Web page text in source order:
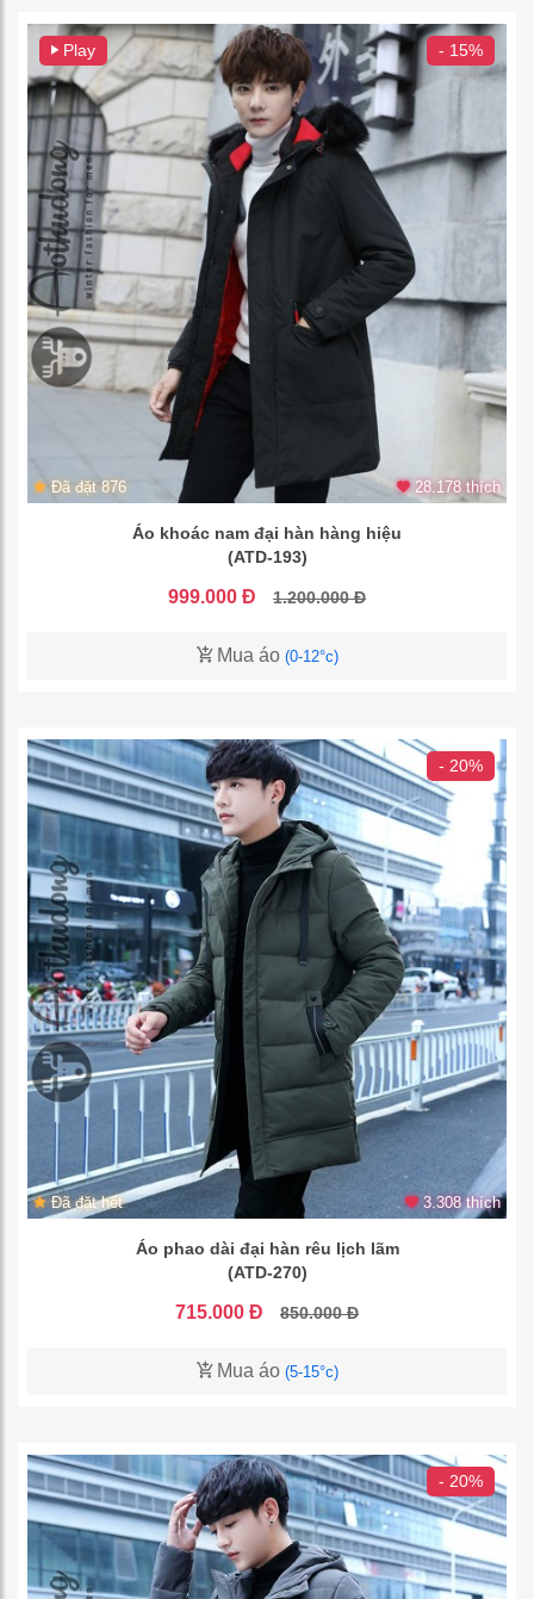
- 15%
Play
Đã đặt 876 28.178 thích
Áo khoác nam đại hàn hàng hiệu
(ATD-193)
999.000 Đ 1.200.000 Đ
Mua áo (0-12°c)
- 20%
Đã đặt hết 3.308 thích
Áo phao dài đại hàn rêu lịch lãm
(ATD-270)
715.000 Đ 850.000 Đ
Mua áo (5-15°c)
- 20%